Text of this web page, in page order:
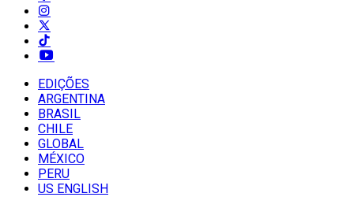
EDIÇÕES
ARGENTINA
BRASIL
CHILE
GLOBAL
MÉXICO
PERU
US ENGLISH